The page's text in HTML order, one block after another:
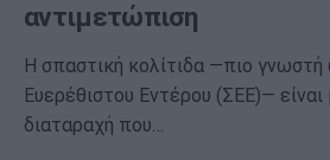
αντιμετώπιση
Η σπαστική κολίτιδα —πιο
Ευερέθιστου Εντέρου (ΣΕΕ)— είναι
διαταραχή που…